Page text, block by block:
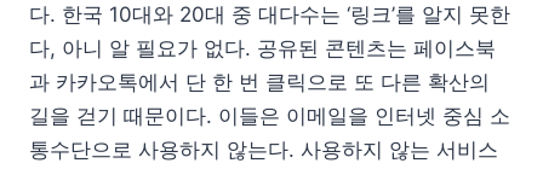
다. 한국 10대와 20대 중 대다수는 ‘링크’를 알지 못한
다, 아니 알 필요가 없다. 공유된 콘텐츠는 페이스북
과 카카오톡에서 단 한 번 클릭으로 또 다른 확산의
길을 걷기 때문이다. 이들은 이메일을 인터넷 중심 소
통수단으로 사용하지 않는다. 사용하지 않는 서비스